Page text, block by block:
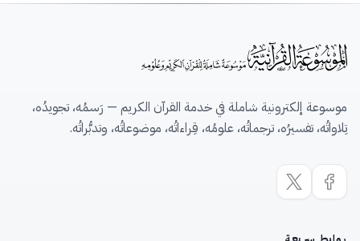
موسوعة إلكترونية شاملة في خدمة القرآن الكريم — رَسمُه، تجويدُه،
تِلاواتُه، تفسيرُه، ترجماتُه، علومُه، قِراءاتُه، موضوعاتُه، وتدبُّراتُه.